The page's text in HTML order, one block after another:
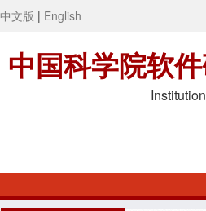
中文版 | English
中国科学院软